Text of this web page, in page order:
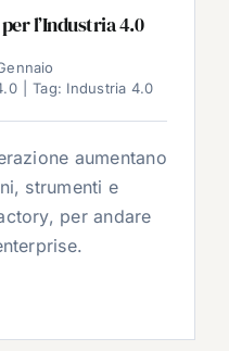
l’Industria 4.0
Tag: Industria 4.0
aumentano
strumenti e
per andare